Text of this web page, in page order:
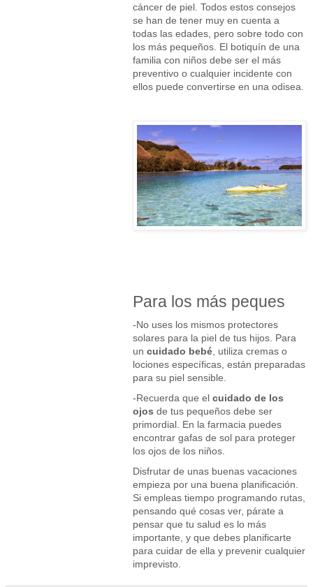
cáncer de piel. Todos estos consejos
se han de tener muy en cuenta a
todas las edades, pero sobre todo con
los más pequeños. El botiquín de una
familia con niños debe ser el más
preventivo o cualquier incidente con
ellos puede convertirse en una odisea.
Para los más peques
-No uses los mismos protectores
solares para la piel de tus hijos. Para
un cuidado bebé , utiliza cremas o
lociones específicas, están preparadas
para su piel sensible.
-Recuerda que el cuidado de los
ojos de tus pequeños debe ser
primordial. En la farmacia puedes
encontrar gafas de sol para proteger
los ojos de los niños.
Disfrutar de unas buenas vacaciones
empieza por una buena planificación.
Si empleas tiempo programando rutas,
pensando qué cosas ver, párate a
pensar que tu salud es lo más
importante, y que debes planificarte
para cuidar de ella y prevenir cualquier
imprevisto.